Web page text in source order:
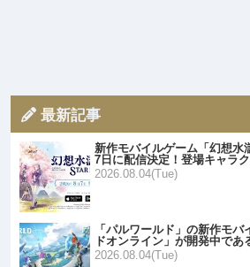
最新記事
新作モバイルゲーム「幻想水
7日に配信決定！登場キャラ
2026.08.04(Tue)
「パルワールド」の新作モ
ドオンライン」が開発中で
2026.08.04(Tue)